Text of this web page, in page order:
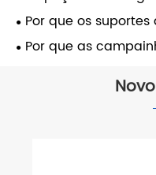
eficiência na
prolongar a vida útil
Por que os
CNC são essenciais
aeroespacial
Por que as
peças de frenagem